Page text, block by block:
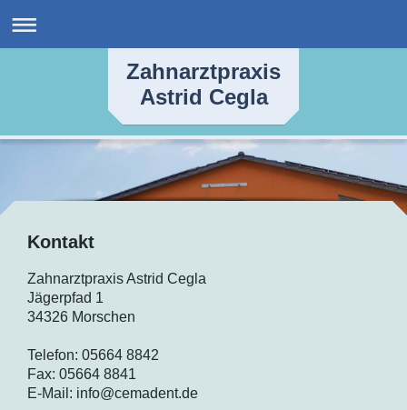
Zahnarztpraxis
Astrid Cegla
Kontakt
Zahnarztpraxis Astrid Cegla
Jägerpfad 1
34326 Morschen
Telefon: 05664 8842
Fax: 05664 8841
E-Mail: info@cemadent.de